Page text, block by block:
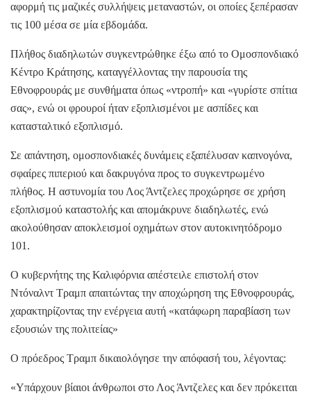
αφορμή τις μαζικές συλλήψεις μεταναστών, οι οποίες ξεπέρασαν
τις 100 μέσα σε μία εβδομάδα.
Πλήθος διαδηλωτών συγκεντρώθηκε έξω από το Ομοσπονδιακό
Κέντρο Κράτησης, καταγγέλλοντας την παρουσία της
Εθνοφρουράς με συνθήματα όπως «ντροπή» και «γυρίστε σπίτια
σας», ενώ οι φρουροί ήταν εξοπλισμένοι με ασπίδες και
κατασταλτικό εξοπλισμό.
Σε απάντηση, ομοσπονδιακές δυνάμεις εξαπέλυσαν καπνογόνα,
σφαίρες πιπεριού και δακρυγόνα προς το συγκεντρωμένο
πλήθος. Η αστυνομία του Λος Άντζελες προχώρησε σε χρήση
εξοπλισμού καταστολής και απομάκρυνε διαδηλωτές, ενώ
ακολούθησαν αποκλεισμοί οχημάτων στον αυτοκινητόδρομο
101.
Ο κυβερνήτης της Καλιφόρνια απέστειλε επιστολή στον
Ντόναλντ Τραμπ απαιτώντας την αποχώρηση της Εθνοφρουράς,
χαρακτηρίζοντας την ενέργεια αυτή «κατάφωρη παραβίαση των
εξουσιών της πολιτείας»
Ο πρόεδρος Τραμπ δικαιολόγησε την απόφασή του, λέγοντας:
«Υπάρχουν βίαιοι άνθρωποι στο Λος Άντζελες και δεν πρόκειται